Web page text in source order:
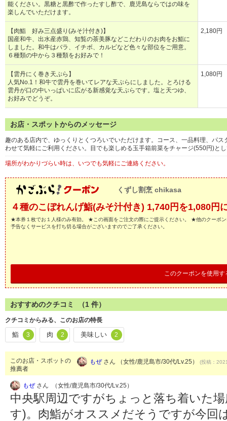
能ください。黒糖と黒酢で作ったすし酢で、鹿児島ならではの味を
楽しんでいただけます。
【肉鮨 好み三点盛り(みそ汁付き)】
国産和牛、出水産赤鶏、知覧の茶美豚などこだわりのお肉をお鮨に
しました。和牛はバラ、イチボ、カルビなど色々な部位をご用意。
６種類の中から３種類をお好みで！
2,180円
【雲丹にく巻き天ぷら】
人気No.1！和牛で雲丹を巻いてレアな天ぷらにしました。とろける
雲丹が口の中いっぱいに広がる新感覚な天ぷらです。塩と天つゆ、
お好みでどうぞ。
1,080円
お店・スポットからのメッセージ
趣のある店内で、ゆっくりとくつろいでいただけます。コース、一品料理、パ
わせて気軽にご利用ください。目でも楽しめる玉手箱前菜をチャージ(550円)と
場所がわかりづらい時は、いつでも気軽にご連絡ください。
くずし割烹 chikasa
４種のこぼれんげ鮨(みそ汁付き) 1,740円を1,080円
★本券１枚でお１人様のみ有効。 ★この画面をご注文の際にご提示ください。 ★他のクーポ
予告なくサービスを打ち切る場合がございますのでご了承ください。
このクーポンを使用す
おすすめのクチコミ （1 件）
クチコミからみる、このお店の特長
鮨 3 肉 2 美味しい 2
このお店・スポットの
推薦者
もぜさん （女性/鹿児島市/30代/Lv.25） (投稿：
もぜさん （女性/鹿児島市/30代/Lv.25）
中央駅周辺ですがちょっと落ち着いた
す)。肉鮨がオススメだそうですが今回